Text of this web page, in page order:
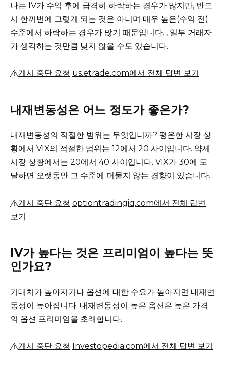
나는 IV가 수익 후에 급격히 하락하는 경우가 많지만, 반드
시 한꺼번에 그렇게 되는 것은 아니며 매우 높은(수익 전)
수준에서 하락하는 경우가 많기 때문입니다. , 일부 거래자
가 생각하는 것만큼 낮지 않을 수도 있습니다.
게시 중단 요청 us.etrade.com에서 전체 답변 보기
내재변동성은 어느 정도가 좋은가?
내재변동성의 적절한 범위는 무엇입니까? 평온한 시장 상
황에서 VIX의 적절한 범위는 12에서 20 사이입니다. 약세
시장 상황에서는 20에서 40 사이입니다. VIX가 30에 도
달하면 오랫동안 그 수준에 머물지 않는 경향이 있습니다.
게시 중단 요청 optiontradingiq.com에서 전체 답변
보기
IV가 높다는 것은 프리미엄이 높다는 뜻
인가요?
기대치가 높아지거나 옵션에 대한 수요가 높아지면 내재변
동성이 높아집니다. 내재변동성이 높은 옵션은 높은 가격
의 옵션 프리미엄을 초래합니다.
게시 중단 요청 Investopedia.com에서 전체 답변 보기